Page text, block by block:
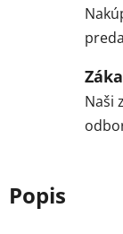
Naši
Popis